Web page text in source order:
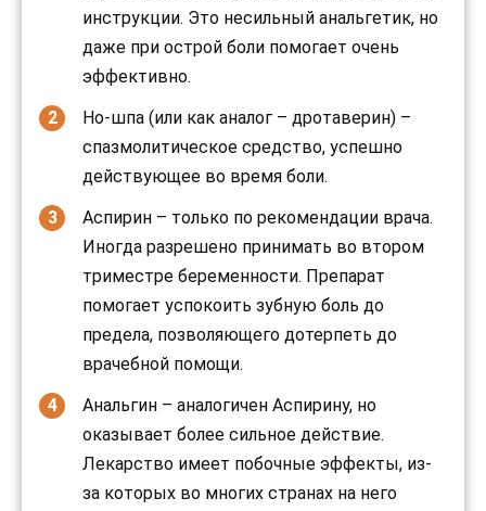
инструкции. Это несильный анальгетик, но
даже при острой боли помогает очень
эффективно.
Но-шпа (или как аналог – дротаверин) –
спазмолитическое средство, успешно
действующее во время боли.
Аспирин – только по рекомендации врача.
Иногда разрешено принимать во втором
триместре беременности. Препарат
помогает успокоить зубную боль до
предела, позволяющего дотерпеть до
врачебной помощи.
Анальгин – аналогичен Аспирину, но
оказывает более сильное действие.
Лекарство имеет побочные эффекты, из-
за которых во многих странах на него